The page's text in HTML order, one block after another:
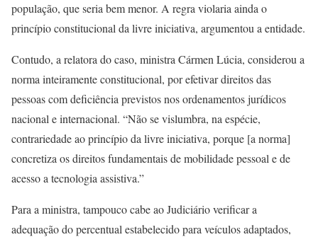
população, que seria bem menor. A regra violaria ainda o
princípio constitucional da livre iniciativa, argumentou a entidade.
Contudo, a relatora do caso, ministra Cármen Lúcia, considerou a
norma inteiramente constitucional, por efetivar direitos das
pessoas com deficiência previstos nos ordenamentos jurídicos
nacional e internacional. “Não se vislumbra, na espécie,
contrariedade ao princípio da livre iniciativa, porque [a norma]
concretiza os direitos fundamentais de mobilidade pessoal e de
acesso a tecnologia assistiva.”
Para a ministra, tampouco cabe ao Judiciário verificar a
adequação do percentual estabelecido para veículos adaptados,